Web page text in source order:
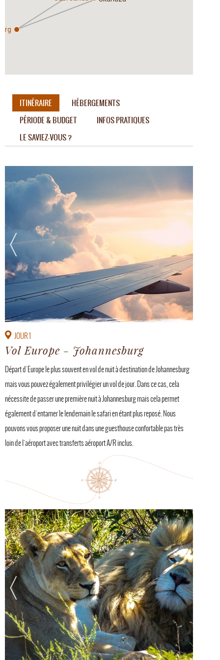
ITINÉRAIRE
HÉBERGEMENTS
PÉRIODE & BUDGET
INFOS PRATIQUES
LE SAVIEZ-VOUS ?
JOUR 1
Vol Europe - Johannesburg
Départ d'Europe le plus souvent en vol de nuit à destination de Johannesburg
mais vous pouvez également privilégier un vol de jour. Dans ce cas, cela
nécessite de passer une première nuit à Johannesburg mais cela permet
également d'entamer le lendemain le safari en étant plus reposé. Nous
pouvons vous proposer une nuit dans une guesthouse confortable pas très
loin de l'aéroport avec transferts aéroport A/R inclus.